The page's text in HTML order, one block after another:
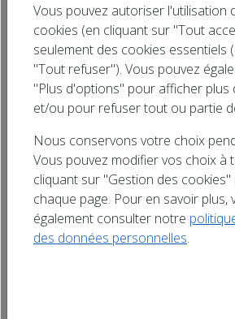
Vous pouvez autoriser l'utilisation
cookies (en cliquant sur "Tout
seulement des cookies essentiels
"Tout refuser"). Vous pouvez
"Plus d'options" pour afficher plus
et/ou pour refuser tout ou partie
Nous conservons votre choix
Vous pouvez modifier vos choix à
cliquant sur "Gestion des cookies"
chaque page. Pour en savoir plus,
également consulter notre
des données personnelles.
Scramble à 2 – Pauses
parcours – Remise prix et
Droit de jeu 20 € – Green fee
[…]